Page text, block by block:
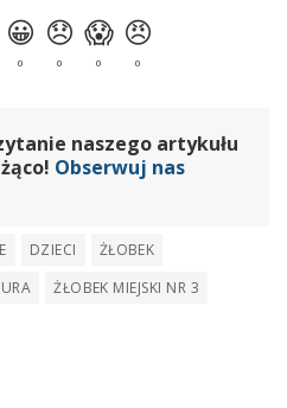
naszego artykułu
Obserwuj nas
DZIECI
ŻŁOBEK
ŻŁOBEK MIEJSKI NR 3